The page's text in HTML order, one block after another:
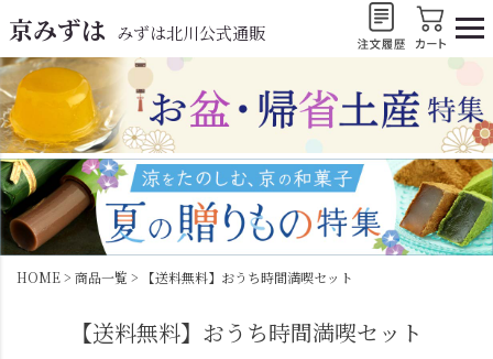
京みずは みずは北川公式通販
HOME 商品一覧 【送料無料】おうち時間満喫セット
【送料無料】おうち時間満喫セット